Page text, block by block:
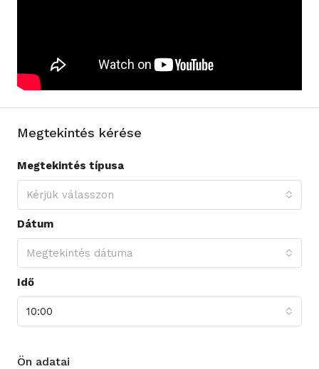
Megtekintés kérése
Megtekintés típusa
Kérjük válasszon
Dátum
Megtekintés dátuma
Idő
10:00
Ön adatai